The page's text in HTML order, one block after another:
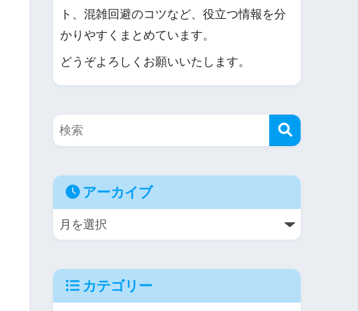
ト、混雑回避のコツなど、役立つ情報を分
かりやすくまとめています。
どうぞよろしくお願いいたします。
アーカイブ
カテゴリー